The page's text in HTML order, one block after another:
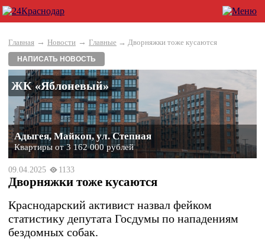
Главная → Новости → Главные → Дворняжки тоже кусаются
НАПИСАТЬ НОВОСТЬ
ЖК «Яблоневый»
Адыгея, Майкоп, ул. Степная
Квартиры от 3 162 000 рублей
09.04.2025 1133
Дворняжки тоже кусаются
Краснодарский активист назвал фейком
статистику депутата Госдумы по нападениям
бездомных собак.